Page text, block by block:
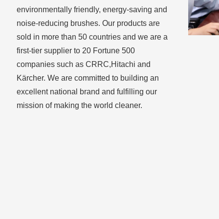
environmentally friendly, energy-saving and
noise-reducing brushes. Our products are
sold in more than 50 countries and we are a
first-tier supplier to 20 Fortune 500
companies such as CRRC,Hitachi and
Kärcher. We are committed to building an
excellent national brand and fulfilling our
mission of making the world cleaner.